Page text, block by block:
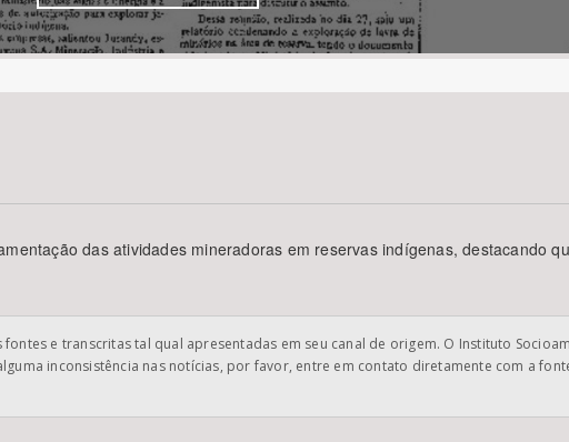
das atividades mineradoras em reservas indígenas, destacando
e transcritas tal qual apresentadas em seu canal de origem. O Instituto
inconsistência nas notícias, por favor, entre em contato diretamente com a